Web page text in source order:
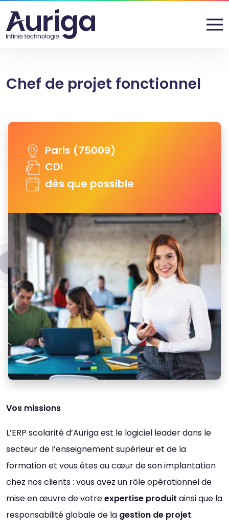
Chef de projet fonctionnel
Paris (75009)
CDI
dès que possible
Vos missions
L’ERP scolarité d’Auriga est le logiciel leader dans le
secteur de l’enseignement supérieur et de la
formation et vous êtes au cœur de son implantation
chez nos clients : vous avez un rôle opérationnel de
mise en œuvre de votreexpertise produit ainsi que la
responsabilité globale de la gestion de projet.